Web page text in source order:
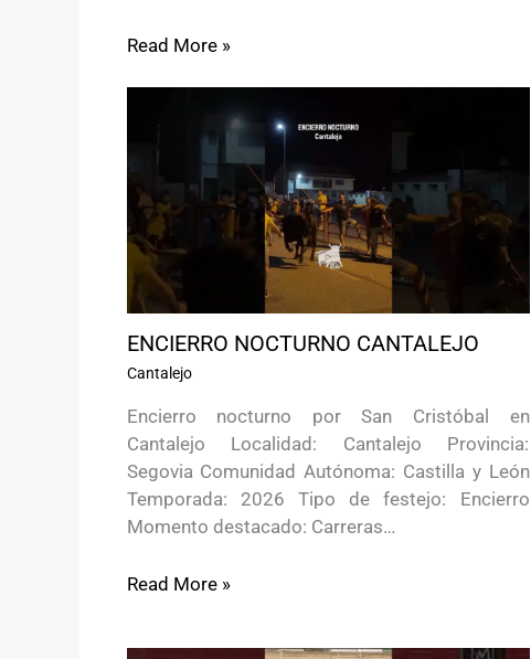
Read More »
ENCIERRO NOCTURNO CANTALEJO
Cantalejo
Encierro nocturno por San Cristóbal en
Cantalejo Localidad: Cantalejo Provincia:
Segovia Comunidad Autónoma: Castilla y León
Temporada: 2026 Tipo de festejo: Encierro
Momento destacado: Carreras…
Read More »